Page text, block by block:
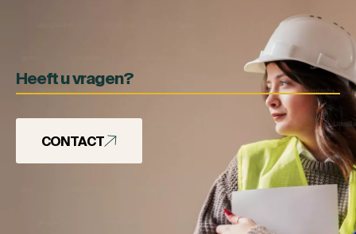
Heeft u vragen?
CONTACT